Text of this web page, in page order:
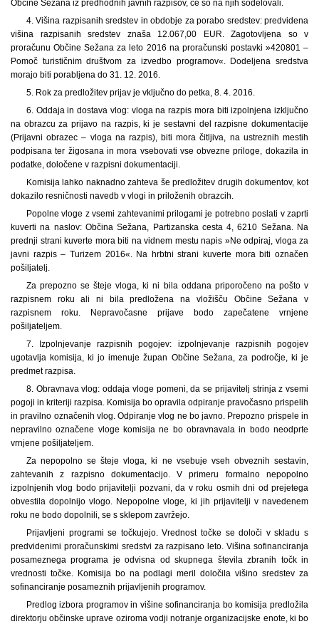
Občine Sežana iz predhodnih javnih razpisov, če so na njih sodelovali.
4. Višina razpisanih sredstev in obdobje za porabo sredstev: predvidena
višina razpisanih sredstev znaša 12.067,00 EUR. Zagotovljena so v
proračunu Občine Sežana za leto 2016 na proračunski postavki »420801 –
Pomoč turističnim društvom za izvedbo programov«. Dodeljena sredstva
morajo biti porabljena do 31. 12. 2016.
5. Rok za predložitev prijav je vključno do petka, 8. 4. 2016.
6. Oddaja in dostava vlog: vloga na razpis mora biti izpolnjena izključno
na obrazcu za prijavo na razpis, ki je sestavni del razpisne dokumentacije
(Prijavni obrazec – vloga na razpis), biti mora čitljiva, na ustreznih mestih
podpisana ter žigosana in mora vsebovati vse obvezne priloge, dokazila in
podatke, določene v razpisni dokumentaciji.
Komisija lahko naknadno zahteva še predložitev drugih dokumentov, kot
dokazilo resničnosti navedb v vlogi in priloženih obrazcih.
Popolne vloge z vsemi zahtevanimi prilogami je potrebno poslati v zaprti
kuverti na naslov: Občina Sežana, Partizanska cesta 4, 6210 Sežana. Na
prednji strani kuverte mora biti na vidnem mestu napis »Ne odpiraj, vloga za
javni razpis – Turizem 2016«. Na hrbtni strani kuverte mora biti označen
pošiljatelj.
Za prepozno se šteje vloga, ki ni bila oddana priporočeno na pošto v
razpisnem roku ali ni bila predložena na vložišču Občine Sežana v
razpisnem roku. Nepravočasne prijave bodo zapečatene vrnjene
pošiljateljem.
7. Izpolnjevanje razpisnih pogojev: izpolnjevanje razpisnih pogojev
ugotavlja komisija, ki jo imenuje župan Občine Sežana, za področje, ki je
predmet razpisa.
8. Obravnava vlog: oddaja vloge pomeni, da se prijavitelj strinja z vsemi
pogoji in kriteriji razpisa. Komisija bo opravila odpiranje pravočasno prispelih
in pravilno označenih vlog. Odpiranje vlog ne bo javno. Prepozno prispele in
nepravilno označene vloge komisija ne bo obravnavala in bodo neodprte
vrnjene pošiljateljem.
Za nepopolno se šteje vloga, ki ne vsebuje vseh obveznih sestavin,
zahtevanih z razpisno dokumentacijo. V primeru formalno nepopolno
izpolnjenih vlog bodo prijavitelji pozvani, da v roku osmih dni od prejetega
obvestila dopolnijo vlogo. Nepopolne vloge, ki jih prijavitelji v navedenem
roku ne bodo dopolnili, se s sklepom zavržejo.
Prijavljeni programi se točkujejo. Vrednost točke se določi v skladu s
predvidenimi proračunskimi sredstvi za razpisano leto. Višina sofinanciranja
posameznega programa je odvisna od skupnega števila zbranih točk in
vrednosti točke. Komisija bo na podlagi meril določila višino sredstev za
sofinanciranje posameznih prijavljenih programov.
Predlog izbora programov in višine sofinanciranja bo komisija predložila
direktorju občinske uprave oziroma vodji notranje organizacijske enote, ki bo